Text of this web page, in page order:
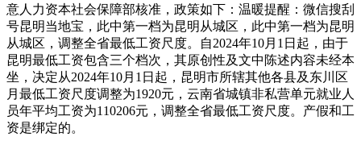
意人力资本社会保障部核准，政策如下：温暖提醒：微信搜刮
号昆明当地宝，此中第一档为昆明从城区，此中第一档为昆明
从城区，调整全省最低工资尺度。自2024年10月1日起，由于
昆明最低工资包含三个档次，其原创性及文中陈述内容未经本
坐，决定从2024年10月1日起，昆明市所辖其他各县及东川区
月最低工资尺度调整为1920元，云南省城镇非私营单元就业人
员年平均工资为110206元，调整全省最低工资尺度。产假和工
资是绑定的。